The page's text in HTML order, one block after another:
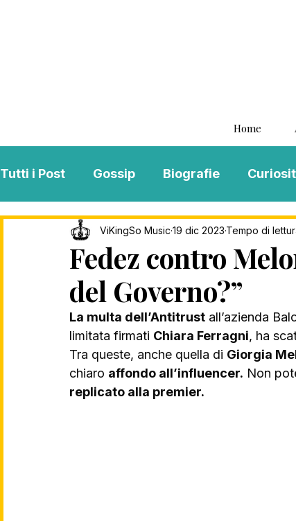
Home
Tutti i Post Gossip Biografie
Interviste ViKingSo Music MENTAL
Song Of The Week Charts Playlist
Fedez contro
del Governo?”
ViKingSo Music 19 dic 2023 Tempo di
La multa dell’Antitrust all’azienda
limitata firmati Chiara Ferragni, ha
Tra queste, anche quella di Giorgia
chiaro affondo all’influencer. Non
replicato alla premier.